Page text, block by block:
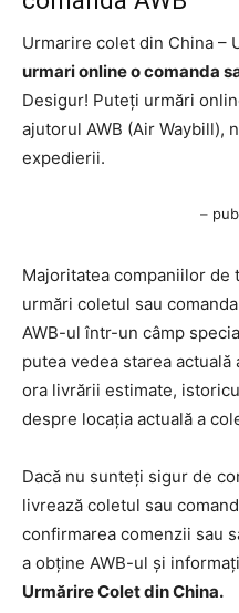
Urmarire colet din China –
urmari online o comanda
Desigur! Puteți urmări
ajutorul AWB (Air Waybill),
expedierii.
–
Majoritatea companiilor
urmări coletul sau
AWB-ul într-un câmp
putea vedea starea
ora livrării estimate,
despre locația actuală a
Dacă nu sunteți sigur de
livrează coletul sau
confirmarea comenzii sau
a obține AWB-ul și
Urmărire Colet din China.